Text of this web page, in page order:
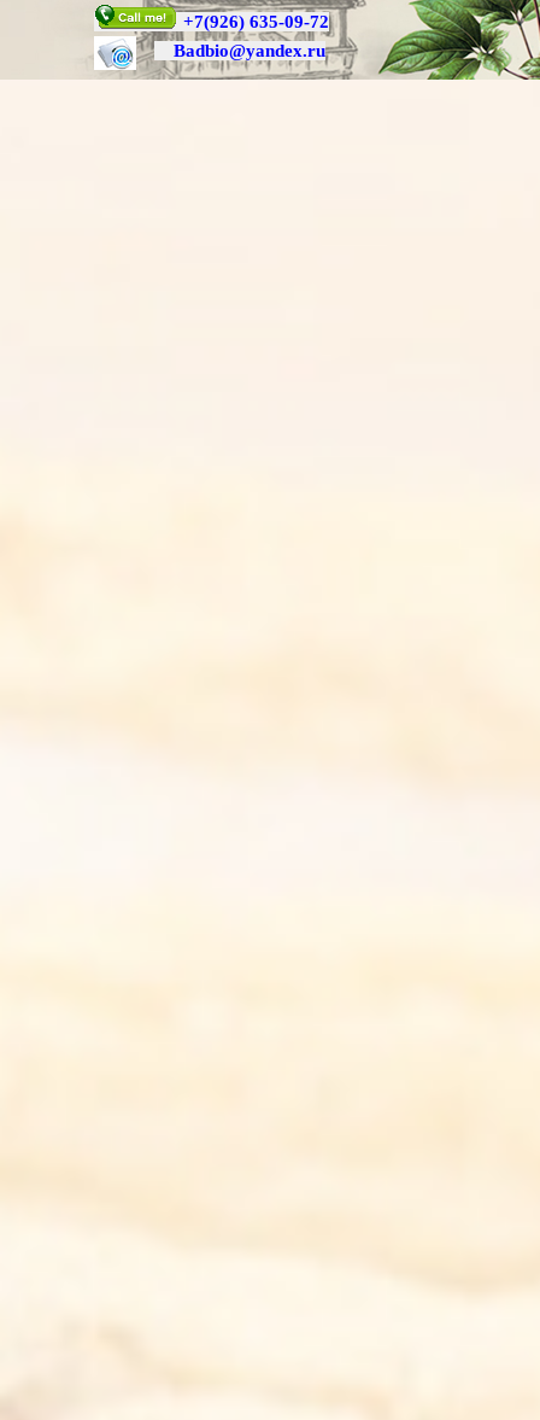
+7(926) 635-09-72
Badbio@yandex.ru